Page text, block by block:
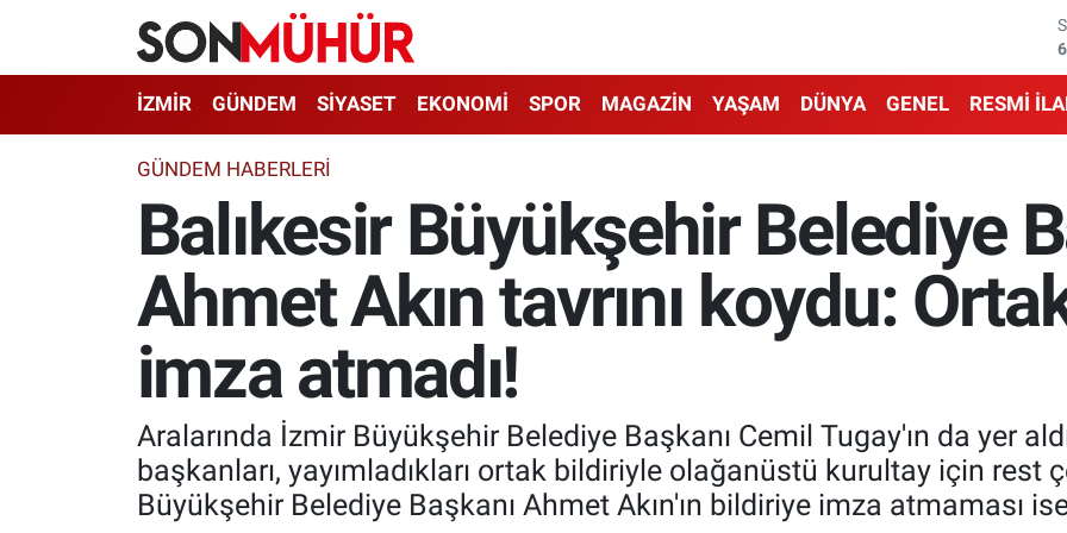
İZMİR GÜNDEM SİYASET EKONOMİ SPOR MAGAZİN YAŞAM DÜNYA GENEL RESMİ
GÜNDEM HABERLERI
Balıkesir Büyükşehir Belediye
Ahmet Akın tavrını koydu:
imza atmadı!
Aralarında İzmir Büyükşehir Belediye Başkanı Cemil Tugay'ın da yer
başkanları, yayımladıkları ortak bildiriyle olağanüstü kurultay için rest
Büyükşehir Belediye Başkanı Ahmet Akın'ın bildiriye imza atmaması
İzmir Nöbetçi Eczaneler
İzmir Hava Durumu
İzmir Namaz Vakitleri
İzmir Trafik Yoğunluk Haritası
Süper Lig Puan Durumu ve Fikstür
Tüm Manşetler
Son Dakika Haberleri
Haber Arşivi